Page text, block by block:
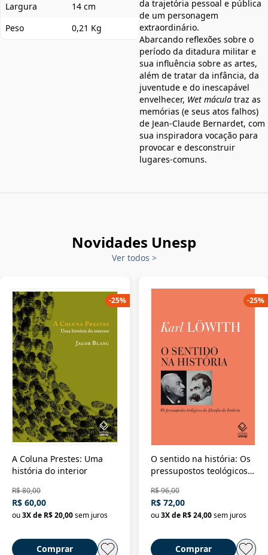
Largura
14 cm
Peso
0,21 Kg
da trajetória pessoal e pública
de um personagem
extraordinário.
Abarcando reflexões sobre o
período da ditadura militar e
sua influência sobre as artes,
além de tratar da infância, da
juventude e do inescapável
envelhecer, Wet mácula traz as
memórias (e seus atos falhos)
de Jean-Claude Bernardet, com
sua inspiradora vocação para
provocar e desconstruir
lugares-comuns.
Novidades Unesp
Ver todos >
A Coluna Prestes: Uma
história do interior
R$ 80,00
R$ 60,00
ou3X de R$ 20,00sem juros
Comprar
-25%
O sentido na história: Os
pressupostos teológicos
R$ 96,00
R$ 72,00
ou 3X de R$ 24,00 sem juros
Comprar
-25%